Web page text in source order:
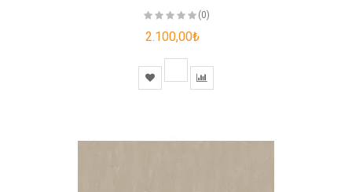
(0)
2.100,00₺